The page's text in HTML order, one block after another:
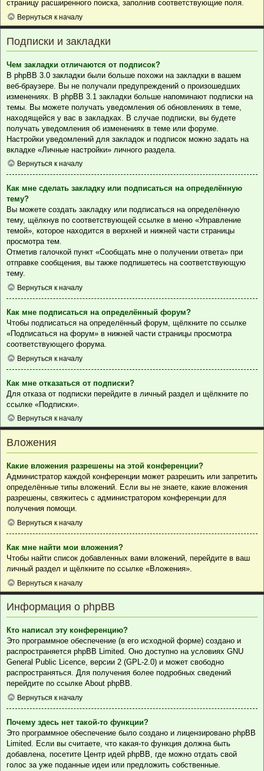
страницу расширенного поиска, заполнив соответствующие поля.
Вернуться к началу
Подписки и закладки
Чем закладки отличаются от подписок?
В phpBB 3.0 закладки были больше похожи на закладки в вашем
веб-браузере. Вы не получали предупреждений о произошедших
изменениях. В phpBB 3.1 закладки больше напоминают подписки на
темы. Вы можете получать уведомления об обновлениях в теме,
находящейся у вас в закладках. В случае подписки, вы будете
получать уведомления об изменениях в теме или форуме.
Настройки уведомлений для закладок и подписок можно задать на
вкладке «Личные настройки» личного раздела.
Вернуться к началу
Как мне сделать закладку или подписаться на определённую
тему?
Вы можете создать закладку или подписаться на определённую
тему, щёлкнув по соответствующей ссылке в меню «Управление
темой», которое находится в верхней и нижней части страницы
просмотра тем.
Отметив галочкой пункт «Сообщать мне о получении ответа» при
отправке сообщения, вы также подпишетесь на соответствующую
тему.
Вернуться к началу
Как мне подписаться на определённый форум?
Чтобы подписаться на определённый форум, щёлкните по ссылке
«Подписаться на форум» в нижней части страницы просмотра
соответствующего форума.
Вернуться к началу
Как мне отказаться от подписки?
Для отказа от подписки перейдите в личный раздел и щёлкните по
ссылке «Подписки».
Вернуться к началу
Вложения
Какие вложения разрешены на этой конференции?
Администратор каждой конференции может разрешить или запретить
определённые типы вложений. Если вы не знаете, какие вложения
разрешены, свяжитесь с администратором конференции для
получения помощи.
Вернуться к началу
Как мне найти мои вложения?
Чтобы найти список добавленных вами вложений, перейдите в ваш
личный раздел и щёлкните по ссылке «Вложения».
Вернуться к началу
Информация о phpBB
Кто написал эту конференцию?
Это программное обеспечение (в его исходной форме) создано и
распространяется phpBB Limited. Оно доступно на условиях GNU
General Public Licence, версии 2 (GPL-2.0) и может свободно
распространяться. Для получения более подробных сведений
перейдите по ссылке About phpBB.
Вернуться к началу
Почему здесь нет такой-то функции?
Это программное обеспечение было создано и лицензировано phpBB
Limited. Если вы считаете, что какая-то функция должна быть
добавлена, посетите Центр идей phpBB, где можно отдать свой
голос за уже поданные идеи или предложить собственные.